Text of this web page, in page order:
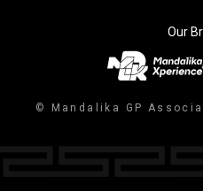
Our
© Mandalika GP